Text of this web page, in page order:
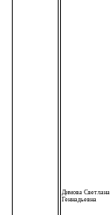
Димова Светлана
Геннадьевна